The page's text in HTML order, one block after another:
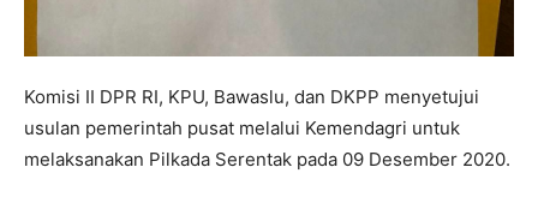
Komisi II DPR RI, KPU, Bawaslu, dan DKPP menyetujui
usulan pemerintah pusat melalui Kemendagri untuk
melaksanakan Pilkada Serentak pada 09 Desember 2020.